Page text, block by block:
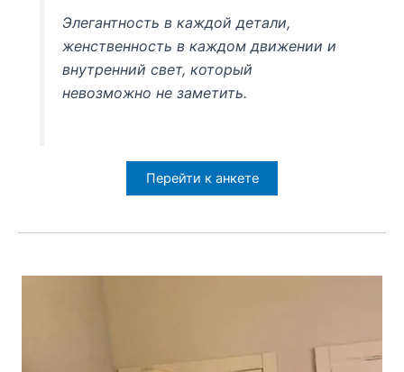
Элегантность в каждой детали,
женственность в каждом движении и
внутренний свет, который
невозможно не заметить.
Перейти к анкете